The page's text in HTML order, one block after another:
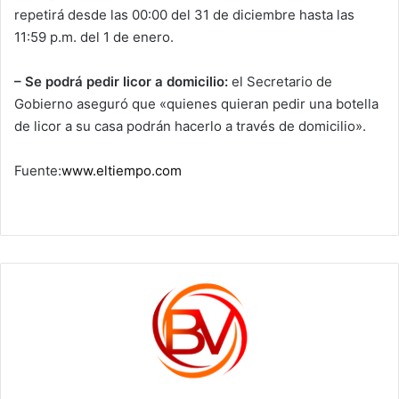
repetirá desde las 00:00 del 31 de diciembre hasta las
11:59 p.m. del 1 de enero.
– Se podrá pedir licor a domicilio: el Secretario de
Gobierno aseguró que «quienes quieran pedir una botella
de licor a su casa podrán hacerlo a través de domicilio».
Fuente:www.eltiempo.com